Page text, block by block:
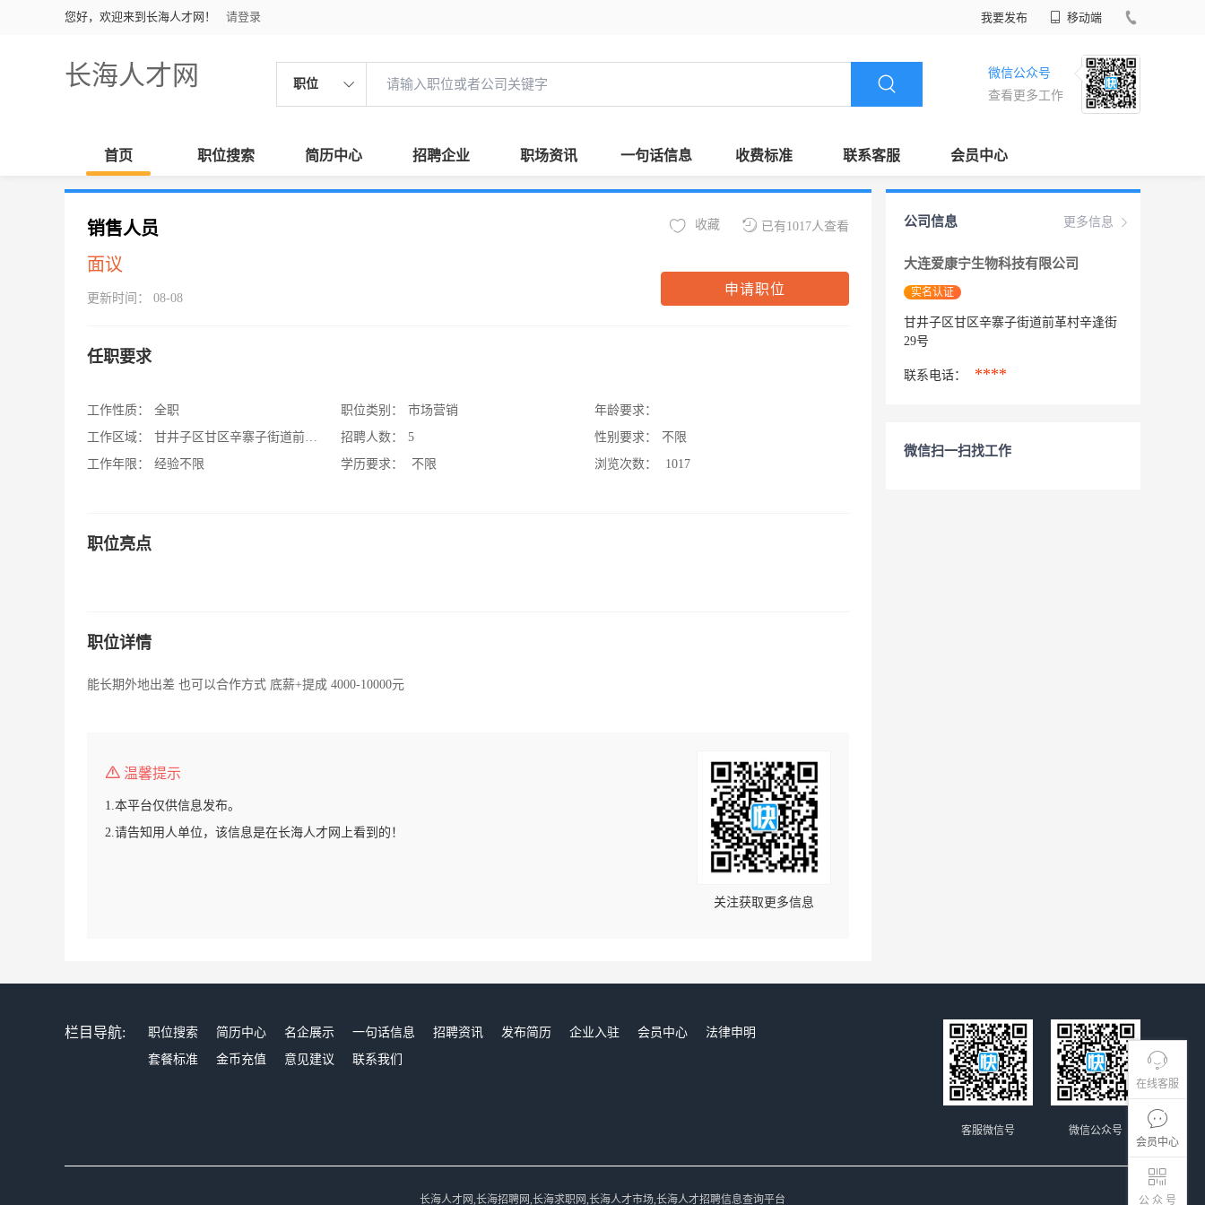
您好，欢迎来到长海人才网！ 请登录 我要发布 移动端
长海人才网 职位
微信公众号
查看更多工作
首页 职位搜索 简历中心 招聘企业 职场资讯 一句话信息 收费标准 联系客服 会员中心
在线客服
会员中心
公 众 号
销售人员
面议
更新时间： 08-08
已有1017人查看
收藏
申请职位
任职要求
工作性质：
全职
工作区域：
甘井子区甘区辛寨子街道前革村辛逢街29
工作年限：
经验不限
职位类别：
市场营销
招聘人数：
5
学历要求：
不限
年龄要求：
性别要求：
不限
浏览次数：
1017
职位亮点
职位详情
能长期外地出差 也可以合作方式 底薪+提成 4000-10000元
温馨提示
1.本平台仅供信息发布。
2.请告知用人单位，该信息是在长海人才网上看到的！
关注获取更多信息
更多信息
公司信息
大连爱康宁生物科技有限公司
实名认证
甘井子区甘区辛寨子街道前革村辛逢街
29号
联系电话： ****
微信扫一扫找工作
栏目导航: 职位搜索 简历中心 名企展示 一句话信息 招聘资讯 发布简历 企业入驻 会员中心
法律申明
套餐标准
金币充值 意见建议 联系我们
微信公众号
客服微信号
长海人才网,长海招聘网,长海求职网,长海人才市场,长海人才招聘信息查询平台